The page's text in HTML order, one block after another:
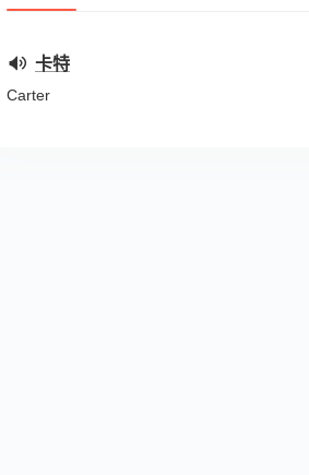
卡特
Carter